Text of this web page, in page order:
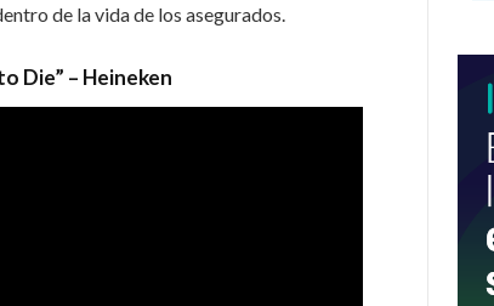
de la vida de los asegurados.
Die” – Heineken